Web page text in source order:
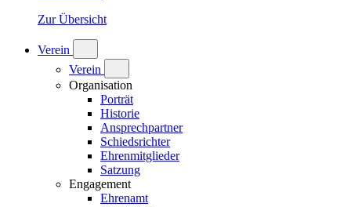
Zur Übersicht
Verein
Verein
Organisation
Porträt
Historie
Ansprechpartner
Schiedsrichter
Ehrenmitglieder
Satzung
Engagement
Ehrenamt